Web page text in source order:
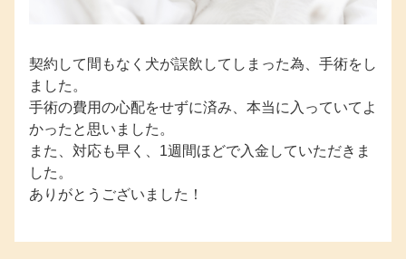
契約して間もなく犬が誤飲してしまった為、手術をし
ました。
手術の費用の心配をせずに済み、本当に入っていてよ
かったと思いました。
また、対応も早く、1週間ほどで入金していただきま
した。
ありがとうございました！